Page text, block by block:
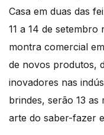
Casa em duas das
11 a 14 de
montra comercial
de novos produtos,
inovadores nas
brindes, serão 13
arte do saber-fazer